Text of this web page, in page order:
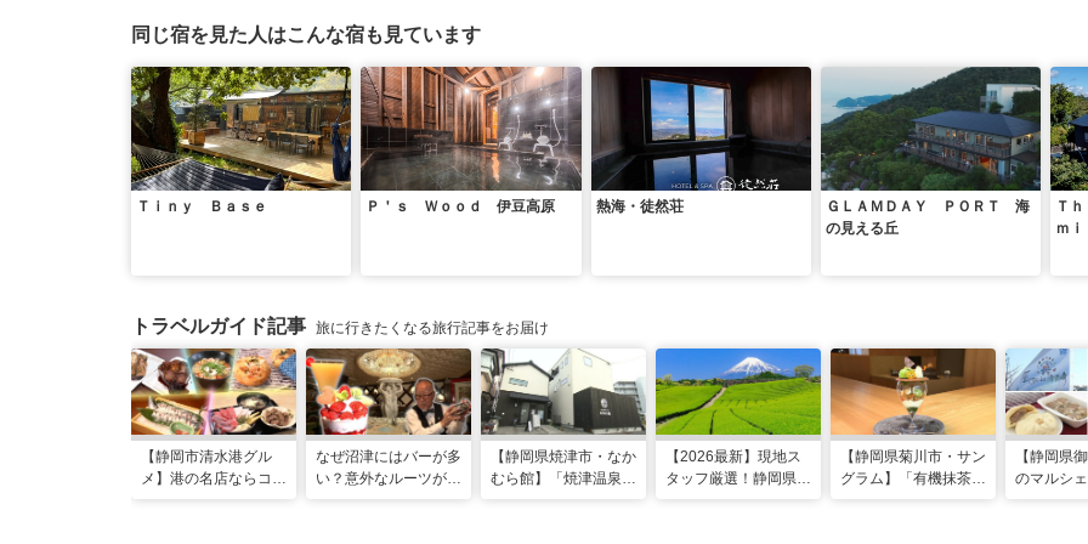
同じ宿を見た人はこんな宿も見ています
Ｔｉｎｙ Ｂａｓｅ Ｐ＇ｓ Ｗｏｏｄ 伊豆高原 熱海・徒然荘
ＧＬＡＭＤＡＹ ＰＯＲＴ 海
の見える丘
Ｔ
ｍ
トラベルガイド記事 旅に行きたくなる旅行記事をお届け
【静岡市清水港グル
メ】港の名店ならコ
なぜ沼津にはバーが多
い？意外なルーツがわ
【静岡県焼津市・なか
むら館】「焼津温泉」
【2026最新】現地ス
タッフ厳選！静岡県の
【静岡県菊川市・サン
グラム】「有機抹茶の
【静岡県
のマルシ